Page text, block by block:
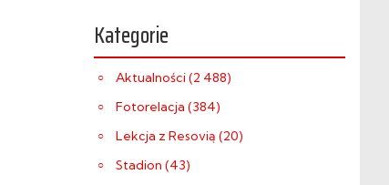
Kategorie
Aktualności (2 488)
Fotorelacja (384)
Lekcja z Resovią (20)
Stadion (43)